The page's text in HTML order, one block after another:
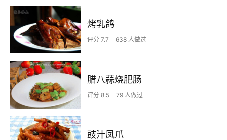
烤乳鸽
评分 7.7 638 人做过
腊八蒜烧肥肠
评分 8.5 79 人做过
豉汁凤爪